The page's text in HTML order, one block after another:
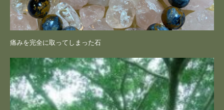
痛みを完全に取ってしまった石